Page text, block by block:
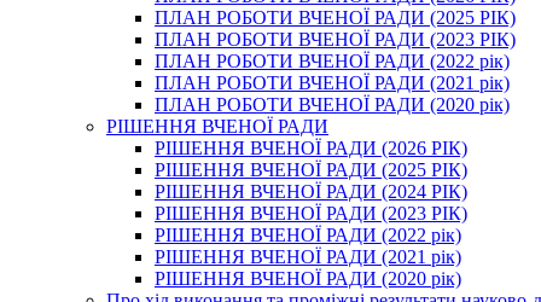
ПЛАН РОБОТИ ВЧЕНОЇ РАДИ (2025 РІК)
ПЛАН РОБОТИ ВЧЕНОЇ РАДИ (2023 РІК)
ПЛАН РОБОТИ ВЧЕНОЇ РАДИ (2022 рік)
ПЛАН РОБОТИ ВЧЕНОЇ РАДИ (2021 рік)
ПЛАН РОБОТИ ВЧЕНОЇ РАДИ (2020 рік)
РІШЕННЯ ВЧЕНОЇ РАДИ
РІШЕННЯ ВЧЕНОЇ РАДИ (2026 РІК)
РІШЕННЯ ВЧЕНОЇ РАДИ (2025 РІК)
РІШЕННЯ ВЧЕНОЇ РАДИ (2024 РІК)
РІШЕННЯ ВЧЕНОЇ РАДИ (2023 РІК)
РІШЕННЯ ВЧЕНОЇ РАДИ (2022 рік)
РІШЕННЯ ВЧЕНОЇ РАДИ (2021 рік)
РІШЕННЯ ВЧЕНОЇ РАДИ (2020 рік)